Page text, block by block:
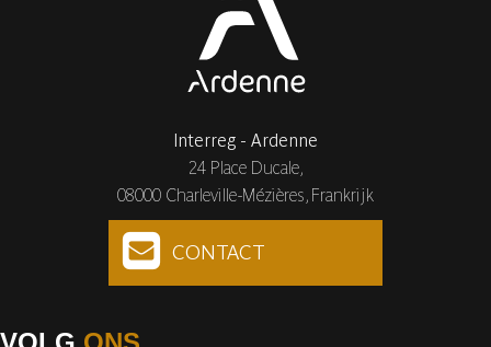
Interreg - Ardenne
24 Place Ducale,
08000 Charleville-Mézières, Frankrijk
CONTACT